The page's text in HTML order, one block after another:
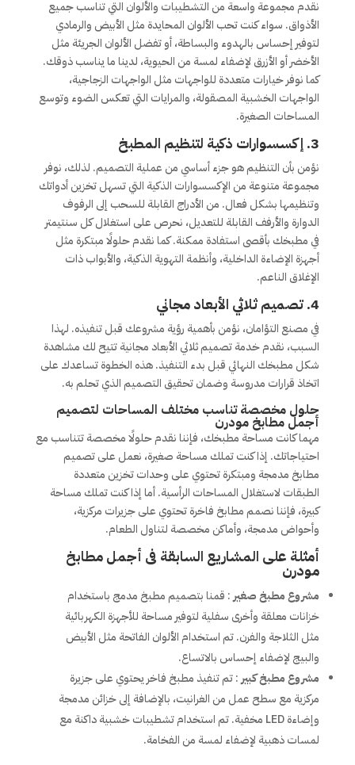
نقدم مجموعة واسعة من التشطيبات والألوان التي تناسب جميع
الأذواق. سواء كنت تحب الألوان المحايدة مثل الأبيض والرمادي
لتوفير إحساس بالهدوء والبساطة، أو تفضل الألوان الجريئة مثل
الأخضر أو الأزرق لإضفاء لمسة من الحيوية، لدينا ما يناسب ذوقك.
كما نوفر خيارات متعددة للواجهات مثل الواجهات الزجاجية،
الواجهات الخشبية المصقولة، والمرايات التي تعكس الضوء وتوسع
المساحات الصغيرة.
3. إكسسوارات ذكية لتنظيم المطبخ
نؤمن بأن التنظيم هو جزء أساسي من عملية التصميم. لذلك، نوفر
مجموعة متنوعة من الإكسسوارات الذكية التي تسهل تخزين أدواتك
وتنظيمها بشكل فعال. من الأدراج القابلة للسحب إلى الرفوف
الدوارة والأرفف القابلة للتعديل، نحرص على استغلال كل سنتيمتر
في مطبخك بأقصى استفادة ممكنة. كما نقدم حلولًا مبتكرة مثل
أجهزة الإضاءة الداخلية، وأنظمة التهوية الذكية، والأبواب ذات
الإغلاق الناعم.
4. تصميم ثلاثي الأبعاد مجاني
في مصنع التؤامان، نؤمن بأهمية رؤية مشروعك قبل تنفيذه. لهذا
السبب، نقدم خدمة تصميم ثلاثي الأبعاد مجانية تتيح لك مشاهدة
شكل مطبخك النهائي قبل بدء التنفيذ. هذه الخطوة تساعدك على
اتخاذ قرارات مدروسة وضمان تحقيق التصميم الذي تحلم به.
حلول مخصصة تناسب مختلف المساحات لتصميم
أجمل مطابخ مودرن
مهما كانت مساحة مطبخك، فإننا نقدم حلولًا مخصصة تتناسب مع
احتياجاتك. إذا كنت تملك مساحة صغيرة، نعمل على تصميم
مطابخ مدمجة ومبتكرة تحتوي على وحدات تخزين متعددة
الطبقات لاستغلال المساحات الرأسية. أما إذا كنت تملك مساحة
كبيرة، فإننا نصمم مطابخ فاخرة تحتوي على جزيرات مركزية،
وأحواض مدمجة، وأماكن مخصصة لتناول الطعام.
أمثلة على المشاريع السابقة فى أجمل مطابخ
مودرن
مشروع مطبخ صغير: قمنا بتصميم مطبخ مدمج باستخدام
خزانات معلقة وأخرى سفلية لتوفير مساحة للأجهزة الكهربائية
مثل الثلاجة والفرن. تم استخدام الألوان الفاتحة مثل الأبيض
والبيج لإضفاء إحساس بالاتساع.
مشروع مطبخ كبير: تم تنفيذ مطبخ فاخر يحتوي على جزيرة
مركزية مع سطح عمل من الغرانيت، بالإضافة إلى خزائن مدمجة
وإضاءة LED مخفية. تم استخدام تشطيبات خشبية داكنة مع
لمسات ذهبية لإضفاء لمسة من الفخامة.